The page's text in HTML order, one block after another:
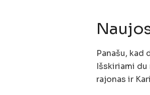
Panašu,
Išskiriami
rajonas ir